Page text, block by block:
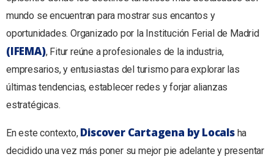
mundo se encuentran para mostrar sus encantos y
oportunidades. Organizado por la Institución Ferial de Madrid
(IFEMA), Fitur reúne a profesionales de la industria,
empresarios, y entusiastas del turismo para explorar las
últimas tendencias, establecer redes y forjar alianzas
estratégicas.
En este contexto, Discover Cartagena by Localsha
decidido una vez más poner su mejor pie adelante y presentar